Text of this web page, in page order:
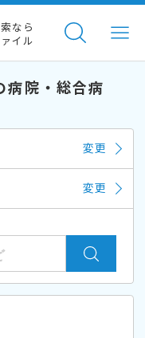
なら
イル
病院・総合病
変更
変更